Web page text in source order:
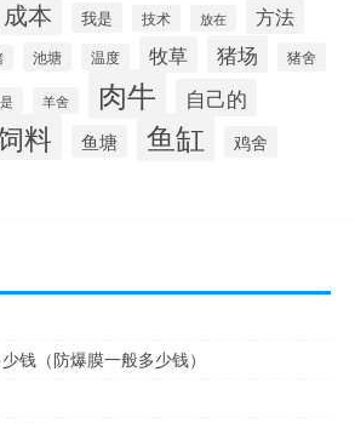
成本 我是 技术 放在
方法
池塘 温度 牧草 猪场 猪舍
羊舍 肉牛 自己的
料 鱼塘 鱼缸 鸡舍
钱（防爆膜一般多少钱）